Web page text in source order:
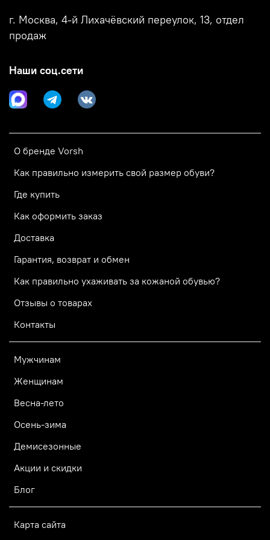
О бренде Vorsh
Как правильно измерить свой размер обуви?
Где купить
Как оформить заказ
Доставка
Гарантия, возврат и обмен
Как правильно ухаживать за кожаной обувью?
Отзывы о товарах
Контакты
Мужчинам
Женщинам
Весна-лето
Осень-зима
Демисезонные
Акции и скидки
Блог
Карта сайта
г. Москва, 4-й Лихачёвский переулок, 13, отдел
продаж
Наши соц.сети